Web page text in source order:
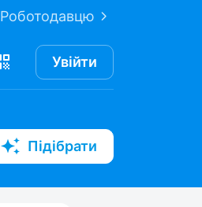
Роботодавцю
Увійти
Підібрати